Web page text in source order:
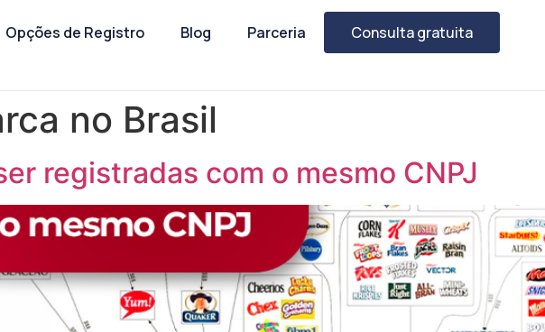
Opções de Registro Blog Parceria Consulta gratuita
no Brasil
registradas com o mesmo CNPJ